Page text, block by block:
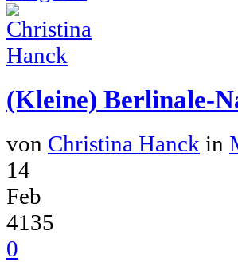
(Kleine) Berlinale-
von Christina Hanck in
14
Feb
4135
0